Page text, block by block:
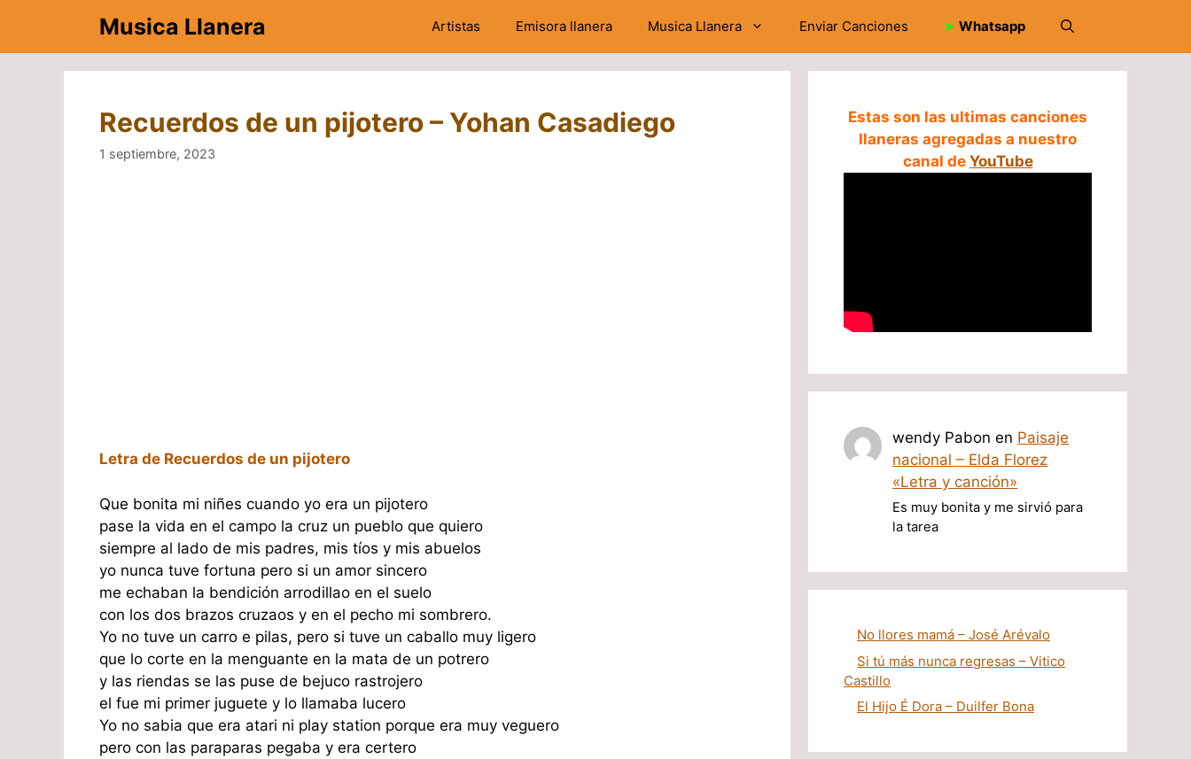
contenido
Musica Llanera Artistas Emisora llanera Musica Llanera Enviar Canciones ➤ Whatsapp
Recuerdos de un pijotero – Yohan Casadiego
1 septiembre, 2023
Letra de Recuerdos de un pijotero
Que bonita mi niñes cuando yo era un pijotero
pase la vida en el campo la cruz un pueblo que quiero
siempre al lado de mis padres, mis tíos y mis abuelos
yo nunca tuve fortuna pero si un amor sincero
me echaban la bendición arrodillao en el suelo
con los dos brazos cruzaos y en el pecho mi sombrero.
Yo no tuve un carro e pilas, pero si tuve un caballo muy ligero
que lo corte en la menguante en la mata de un potrero
y las riendas se las puse de bejuco rastrojero
el fue mi primer juguete y lo llamaba lucero
Yo no sabia que era atari ni play station porque era muy veguero
pero con las paraparas pegaba y era certero
Estas son las ultimas canciones
llaneras agregadas a nuestro
canal de YouTube
wendy Pabon en Paisaje
nacional – Elda Florez
«Letra y canción»
Es muy bonita y me sirvió para
la tarea
No llores mamá – José Arévalo
Si tú más nunca regresas – Vitico
Castillo
El Hijo É Dora – Duilfer Bona